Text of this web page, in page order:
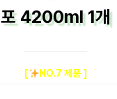
포 4200ml 1개
[ NO.7 제품 ]